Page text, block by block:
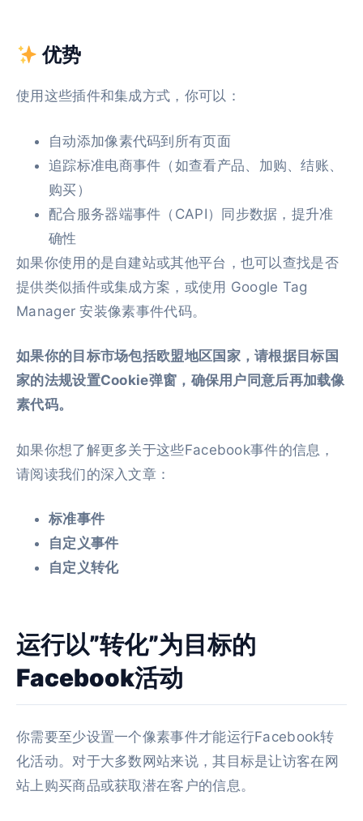
优势
使用这些插件和集成方式，你可以：
自动添加像素代码到所有页面
追踪标准电商事件（如查看产品、加购、结账、
购买）
配合服务器端事件（CAPI）同步数据，提升准
确性
如果你使用的是自建站或其他平台，也可以查找是否
提供类似插件或集成方案，或使用 Google Tag
Manager 安装像素事件代码。
如果你的目标市场包括欧盟地区国家，请根据目标国
家的法规设置Cookie弹窗，确保用户同意后再加载像
素代码。
如果你想了解更多关于这些Facebook事件的信息，
请阅读我们的深入文章：
标准事件
自定义事件
自定义转化
运行以”转化”为目标的
Facebook活动
你需要至少设置一个像素事件才能运行Facebook转
化活动。对于大多数网站来说，其目标是让访客在网
站上购买商品或获取潜在客户的信息。